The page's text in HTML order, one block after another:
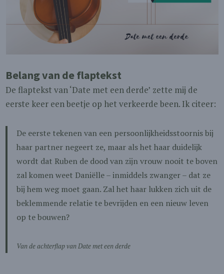
Belang van de flaptekst
De flaptekst van ‘Date met een derde’ zette mij de
eerste keer een beetje op het verkeerde been. Ik citeer:
De eerste tekenen van een persoonlijkheidsstoornis bij
haar partner negeert ze, maar als het haar duidelijk
wordt dat Ruben de dood van zijn vrouw nooit te boven
zal komen weet Daniëlle – inmiddels zwanger – dat ze
bij hem weg moet gaan. Zal het haar lukken zich uit de
beklemmende relatie te bevrijden en een nieuw leven
op te bouwen?
Van de achterflap vanDate met een derde